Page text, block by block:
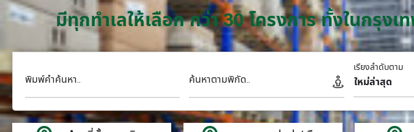
มีทุกทำเลให้เลือก กว่า 30 โครงการ ทั้งในกรุ
พิมพ์คำค้นหา.. ค้นหาตามพิกัด.. ใหม่ล่าสุด
เรียงลำดับตาม